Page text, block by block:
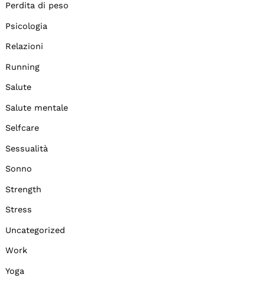
Perdita di peso
Psicologia
Relazioni
Running
Salute
Salute mentale
Selfcare
Sessualità
Sonno
Strength
Stress
Uncategorized
Work
Yoga